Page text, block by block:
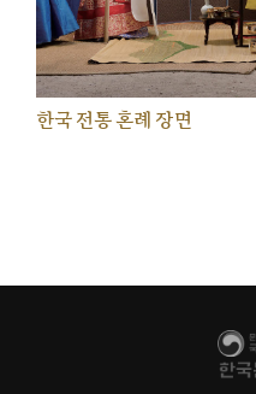
한국 전통 혼례 장면